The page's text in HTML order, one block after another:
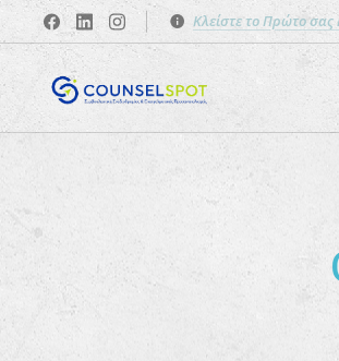
Κλείστε το Πρώτο